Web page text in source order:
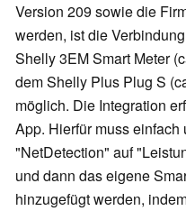
Version 209 sowie die
werden, ist die
Shelly 3EM Smart Meter
dem Shelly Plus Plug S
möglich. Die Integration
App. Hierfür muss
"NetDetection" auf
und dann das eigene
hinzugefügt werden,